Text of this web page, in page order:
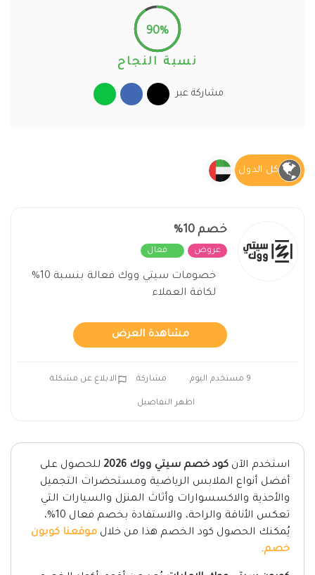
90%
نسبة النجاح
مشاركة عبر
كل الدول
خصم 10%
عروض فعال
خصومات سيتي ووك فعالة بنسبة 10%
لكافة العملاء
مشاهدة العرض
9 مستخدم اليوم مشاركة الابلاغ عن مشكلة
اظهر التفاصيل
استخدم الآن كود خصم سيتي ووك 2026
للحصول على
أفضل أنواع الملابس الرياضية ومستحضرات التجميل
والأحذية والاكسسوارات وأثاث المنزل والسيارات التي
تعكس الأناقة والراحة، والاستفادة بخصم فعال 10%،
يُمكنك الحصول كود الخصم هذا من خلال موقعنا كوبون
خصم.